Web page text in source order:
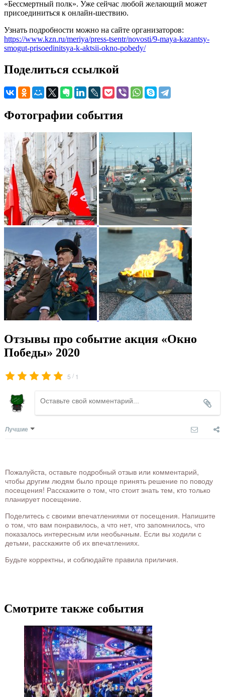
«Бессмертный полк». Уже сейчас любой желающий может
присоединиться к онлайн-шествию.
Узнать подробности можно на сайте организаторов:
https://www.kzn.ru/meriya/press-tsentr/novosti/9-maya-kazantsy-
smogut-prisoedinitsya-k-aktsii-okno-pobedy/
Поделиться ссылкой
Фотографии события
Отзывы про событие акция «Окно
Победы» 2020
5 / 1
Лучшие
Пожалуйста, оставьте подробный отзыв или комментарий,
чтобы другим людям было проще принять решение по поводу
посещения! Расскажите о том, что стоит знать тем, кто только
планирует посещение.
Поделитесь с своими впечатлениями от посещения. Напишите
о том, что вам понравилось, а что нет, что запомнилось, что
показалось интересным или необычным. Если вы ходили с
детьми, расскажите об их впечатлениях.
Будьте корректны, и соблюдайте правила приличия.
Смотрите также события